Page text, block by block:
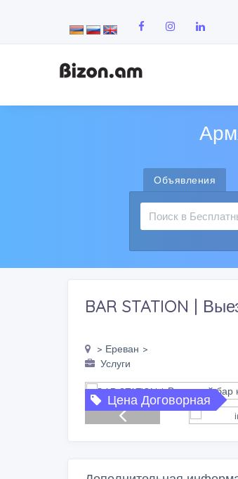
Объявления
BAR STATION |
> Ереван >
Услуги
Цена Договорная